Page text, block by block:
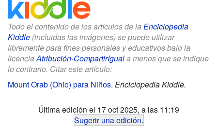
Todo el contenido de los artículos de la Enciclopedia
Kiddle (incluidas las imágenes) se puede utilizar
libremente para fines personales y educativos bajo la
licenciaAtribución-CompartirIguala menos que se indique
lo contrario. Citar este artículo:
Mount Orab (Ohio) para Niños. Enciclopedia Kiddle.
Última edición el 17 oct 2025, a las 11:19
Sugerir una edición.